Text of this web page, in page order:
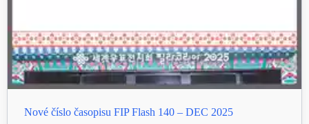
Nové číslo časopisu FIP Flash 140 – DEC 2025